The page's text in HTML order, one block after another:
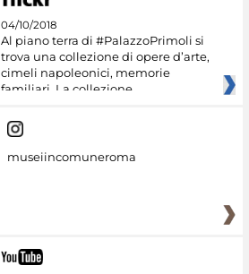
04/10/2018
Al piano terra di #PalazzoPrimoli si
trova una collezione di opere d’arte,
cimeli napoleonici, memorie
familiari. La collezione
museiincomuneroma